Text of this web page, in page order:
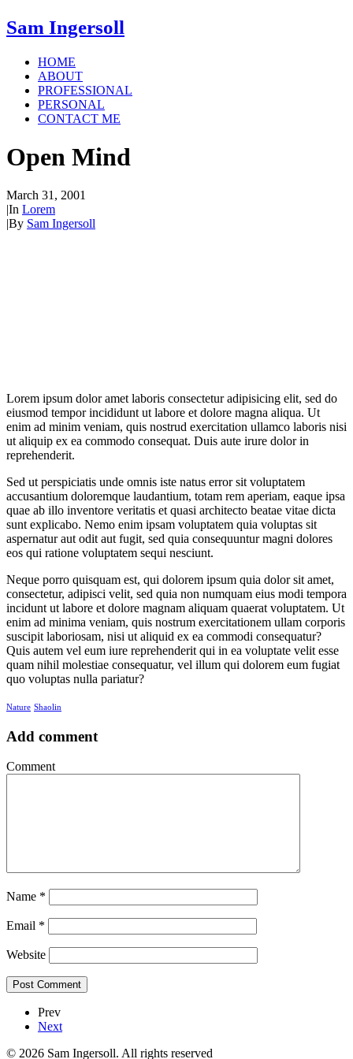
Sam Ingersoll
HOME
ABOUT
PROFESSIONAL
PERSONAL
CONTACT ME
Open Mind
March 31, 2001
|In Lorem
|By Sam Ingersoll
Lorem ipsum dolor amet laboris consectetur adipisicing elit, sed do
eiusmod tempor incididunt ut labore et dolore magna aliqua. Ut
enim ad minim veniam, quis nostrud exercitation ullamco laboris nisi
ut aliquip ex ea commodo consequat. Duis aute irure dolor in
reprehenderit.
Sed ut perspiciatis unde omnis iste natus error sit voluptatem
accusantium doloremque laudantium, totam rem aperiam, eaque ipsa
quae ab illo inventore veritatis et quasi architecto beatae vitae dicta
sunt explicabo. Nemo enim ipsam voluptatem quia voluptas sit
aspernatur aut odit aut fugit, sed quia consequuntur magni dolores
eos qui ratione voluptatem sequi nesciunt.
Neque porro quisquam est, qui dolorem ipsum quia dolor sit amet,
consectetur, adipisci velit, sed quia non numquam eius modi tempora
incidunt ut labore et dolore magnam aliquam quaerat voluptatem. Ut
enim ad minima veniam, quis nostrum exercitationem ullam corporis
suscipit laboriosam, nisi ut aliquid ex ea commodi consequatur?
Quis autem vel eum iure reprehenderit qui in ea voluptate velit esse
quam nihil molestiae consequatur, vel illum qui dolorem eum fugiat
quo voluptas nulla pariatur?
Nature Shaolin
Add comment
Comment
Name *
Email *
Website
Prev
Next
© 2026 Sam Ingersoll. All rights reserved